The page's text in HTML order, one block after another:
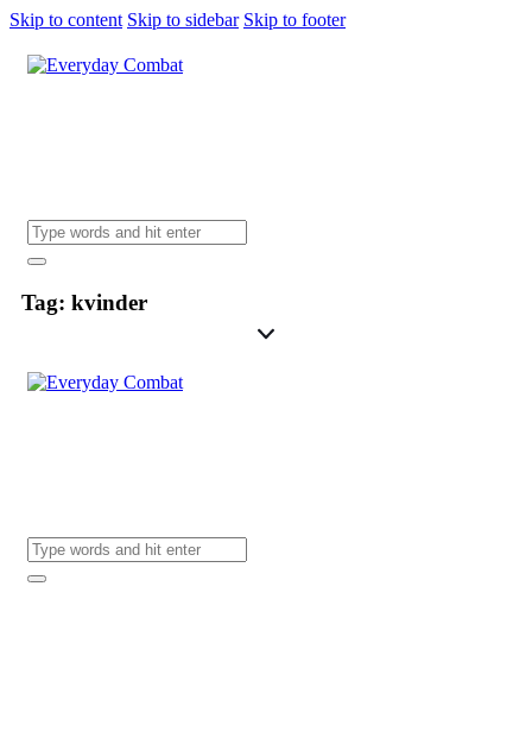
Skip to content Skip to sidebar Skip to footer
Tag: kvinder